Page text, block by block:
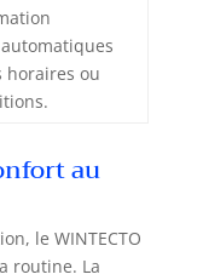
automatiques
horaires ou
au
le WINTECTO
routine. La